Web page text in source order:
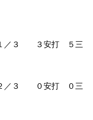
３安打 ５三
０安打 ０三